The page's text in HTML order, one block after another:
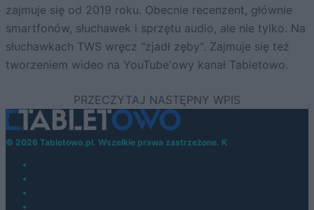
zajmuje się od 2019 roku. Obecnie recenzent, głównie
smartfonów, słuchawek i sprzętu audio, ale nie tylko. Na
słuchawkach TWS wręcz "zjadł zęby". Zajmuje się też
tworzeniem wideo na YouTube'owy kanał Tabletowo.
© 2026 Tabletowo.pl. Wszelkie prawa zastrzeżone. K